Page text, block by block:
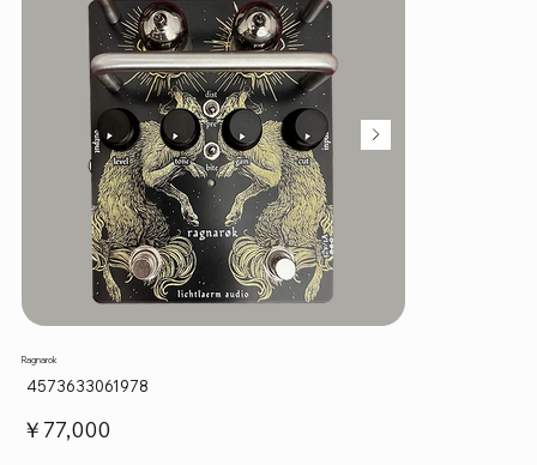
Ragnarok
SKU：
4573633061978
価
格
￥77,000